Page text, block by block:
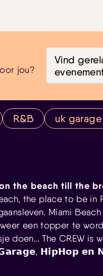
jou?
Vind
R&B uk garage
the beach till the
the place to be in
Miami Beach
een topper te
doen… The CREW is
, 𝗛𝗶𝗽𝗛𝗼𝗽 𝗲𝗻